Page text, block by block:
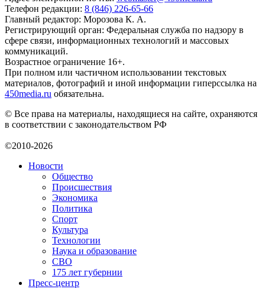
Телефон редакции: 8 (846) 226-65-66
Главный редактор: Морозова К. А.
Регистрирующий орган: Федеральная служба по надзору в
сфере связи, информационных технологий и массовых
коммуникаций.
Возрастное ограничение 16+.
При полном или частичном использовании текстовых
материалов, фотографий и иной информации гиперссылка на
450media.ru обязательна.
© Все права на материалы, находящиеся на сайте, охраняются
в соответствии с законодательством РФ
©2010-2026
Новости
Общество
Происшествия
Экономика
Политика
Спорт
Культура
Технологии
Наука и образование
СВО
175 лет губернии
Пресс-центр